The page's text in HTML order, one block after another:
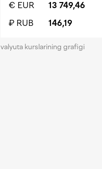
€ EUR
13 749,46
₽ RUB
146,19
valyuta kurslarining grafigi